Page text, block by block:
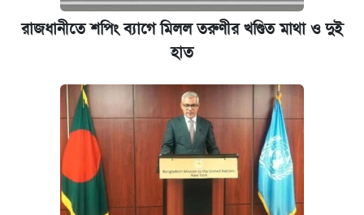
রাজধানীতে শপিং ব্যাগে মিলল তরুণীর খণ্ডিত মাথা ও দুই
হাত